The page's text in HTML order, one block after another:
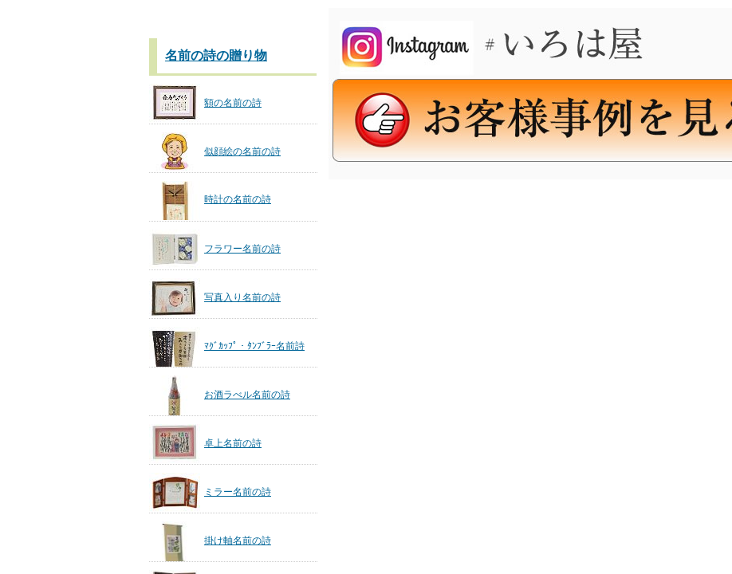
名前の詩の贈り物
額の名前の詩
似顔絵の名前の詩
時計の名前の詩
フラワー名前の詩
写真入り名前の詩
ﾏｸﾞｶｯﾌﾟ・ﾀﾝﾌﾞﾗｰ名前詩
お酒ラべル名前の詩
卓上名前の詩
ミラー名前の詩
掛け軸名前の詩